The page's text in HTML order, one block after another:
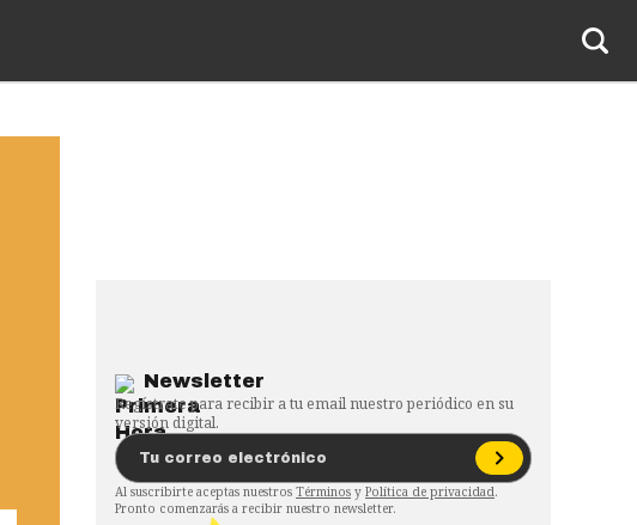
Newsletter
Regístrate para recibir a tu email nuestro periódico en su
versión digital.
Al suscribirte aceptas nuestros Términos y Política de privacidad.
Pronto comenzarás a recibir nuestro newsletter.